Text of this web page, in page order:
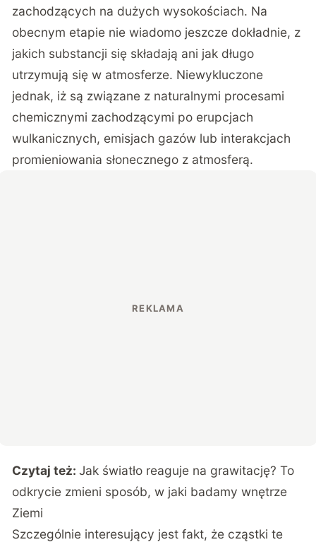
zachodzących na dużych wysokościach. Na
obecnym etapie nie wiadomo jeszcze dokładnie, z
jakich substancji się składają ani jak długo
utrzymują się w atmosferze. Niewykluczone
jednak, iż są związane z naturalnymi procesami
chemicznymi zachodzącymi po erupcjach
wulkanicznych, emisjach gazów lub interakcjach
promieniowania słonecznego z atmosferą.
Czytaj też: Jak światło reaguje na grawitację? To
odkrycie zmieni sposób, w jaki badamy wnętrze
Ziemi
Szczególnie interesujący jest fakt, że cząstki te